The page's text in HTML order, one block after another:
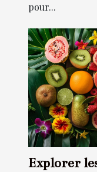
pour...
Explorer